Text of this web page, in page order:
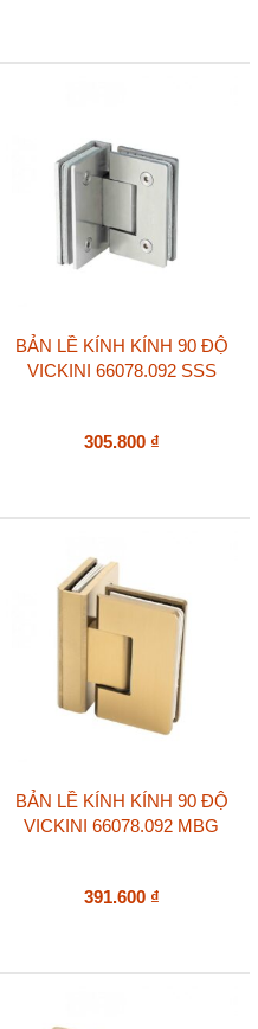
BẢN LỀ KÍNH KÍNH 90 ĐỘ
VICKINI 66078.092 SSS
305.800 ₫
BẢN LỀ KÍNH KÍNH 90 ĐỘ
VICKINI 66078.092 MBG
391.600 ₫